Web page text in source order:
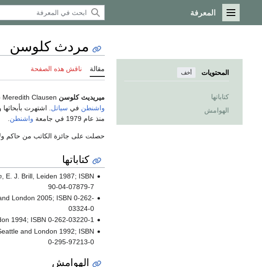
القائمة الرئيسية
المعرفة
المحتويات أخف
كتاباتها
الهوامش
مردث كلوسن
مقالة ناقش هذه الصفحة
ميريديث كلوسن
واشنطن في سياتل . اشتهرت
منذ عام 1979 في جامعة
واشنطن
حصلت على جائزة الكاتب من حاكم
كتاباتها
, E. J. Brill, Leiden 1987; ISBN
90-04-07879-7
London 2005; ISBN 0-262-
03324-0
1994; ISBN 0-262-03220-1
and London 1992; ISBN
0-295-97213-0
الهوامش